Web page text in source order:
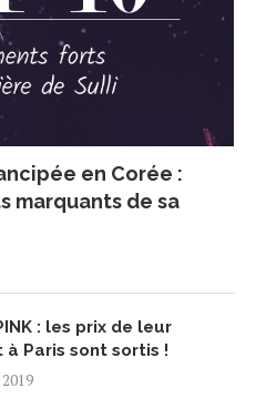
en Corée :
marquants de sa
: les prix de leur
à Paris sont sortis !